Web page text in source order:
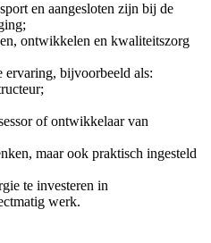
en aangesloten zijn bij de
ontwikkelen en kwaliteitszorg
ervaring, bijvoorbeeld als:
of ontwikkelaar van
maar ook praktisch ingesteld
te investeren in
werk.